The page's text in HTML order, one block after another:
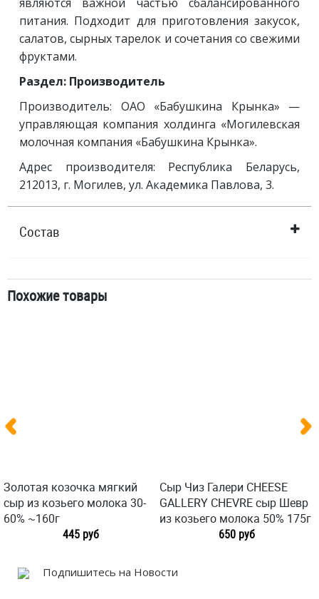
питания. Подходит для приготовления закусок,
салатов, сырных тарелок и сочетания со свежими
фруктами.
Раздел: Производитель
Производитель: ОАО «Бабушкина Крынка» —
управляющая компания холдинга «Могилевская
молочная компания «Бабушкина Крынка».
Адрес производителя: Республика Беларусь,
212013, г. Могилев, ул. Академика Павлова, 3.
Состав
Похожие товары
Золотая козочка мягкий
сыр из козьего молока 30-
60% ~160г
445 руб
Сыр Чиз Галери CHEESE
GALLERY CHEVRE сыр Шевр
из козьего молока 50% 175г
650 руб
Подпишитесь на Новости